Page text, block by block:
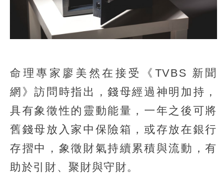
命理專家廖美然在接受《TVBS 新聞
網》訪問時指出，錢母經過神明加持，
具有象徵性的靈動能量，一年之後可將
舊錢母放入家中保險箱，或存放在銀行
存摺中，象徵財氣持續累積與流動，有
助於引財、聚財與守財。